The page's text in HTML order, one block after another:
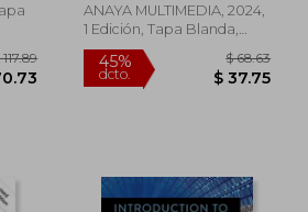
ANAYA MULTIMEDIA, 2024,
1 Edición, Tapa Blanda,
Nuevo